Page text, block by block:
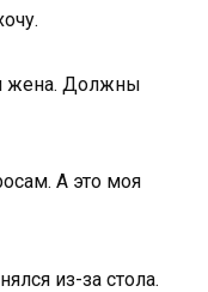
жена. Должны
А это моя
из-за стола.